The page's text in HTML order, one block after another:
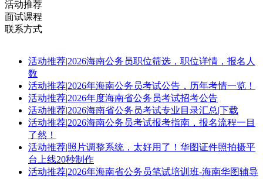
活动推荐
面试课程
联系方式
活动推荐|2026海南公务员职位筛选，职位详情，报名人
数
活动推荐|2026年海南公务员考试公告，历年考情一览！
活动推荐|2026年度海南省公务员考试招考公告
活动推荐|2026海南省公务员考试专业目录汇总|下载
活动推荐|2026海南公务员考试报考指南，报名流程一目
了然！
活动推荐|照片调整系统，太好用了！华图证件照拍摄平
台上线20秒制作
活动推荐|2026年海南省公务员笔试培训班-海南华图辅导